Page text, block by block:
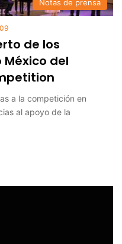
Notas de prensa
de los
del
a la competición en
al apoyo de la